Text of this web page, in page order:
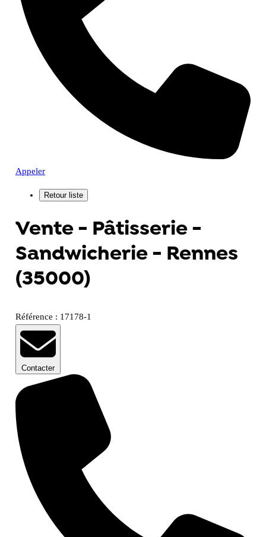
Appeler
Vente - Pâtisserie -
Sandwicherie - Rennes
(35000)
Référence : 17178-1
Contacter